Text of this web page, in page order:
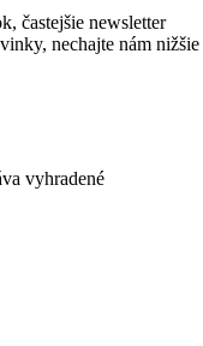
častejšie newsletter
nechajte nám nižšie
vyhradené